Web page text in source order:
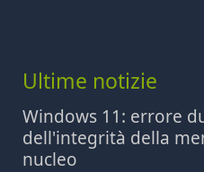
Ultime notizie
Windows 11: errore
dell'integrità della
nucleo